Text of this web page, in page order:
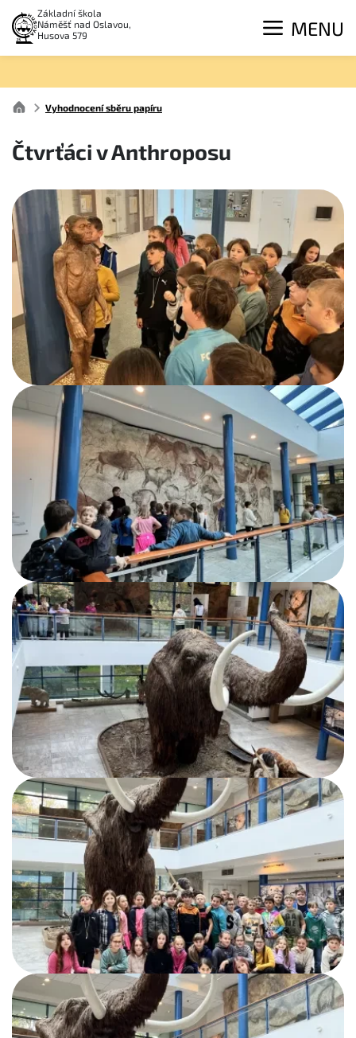
Základní škola
Náměšť nad Oslavou,
Husova 579
MENU
Vyhodnocení sběru papíru
Čtvrťáci v Anthroposu